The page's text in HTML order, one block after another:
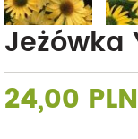
Jeżówka
24,00 PLN